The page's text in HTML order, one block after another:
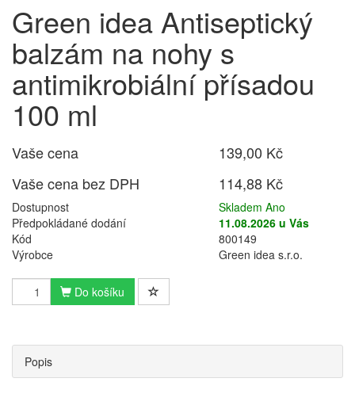
Green idea Antiseptický
balzám na nohy s
antimikrobiální přísadou
100 ml
Vaše cena
139,00 Kč
Vaše cena bez DPH
114,88 Kč
Dostupnost
Skladem Ano
Předpokládané dodání
11.08.2026 u Vás
Kód
800149
Výrobce
Green idea s.r.o.
Do košíku
Popis